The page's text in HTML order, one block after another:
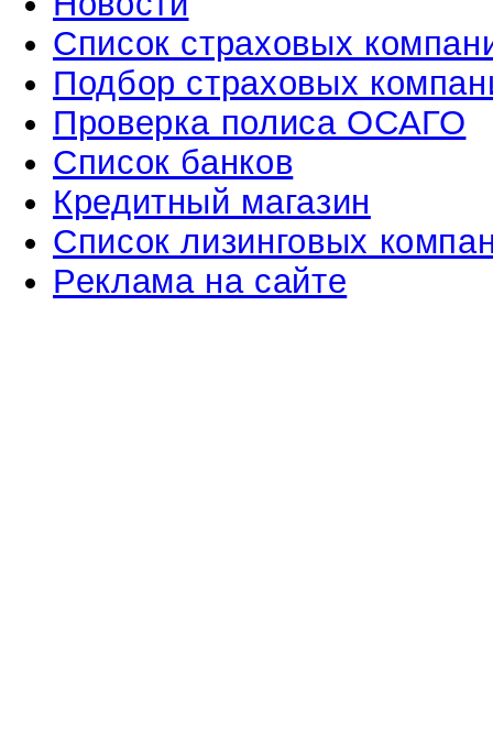
Список страховых
Подбор страховых
Проверка полиса ОСАГО
Список банков
Кредитный магазин
Список лизинговых
Реклама на сайте